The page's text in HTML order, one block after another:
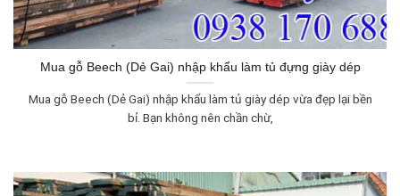
Mua gỗ Beech (Dẻ Gai) nhập khẩu làm tủ đựng giày dép
Mua gỗ Beech (Dẻ Gai) nhập khẩu làm tủ giày dép vừa đẹp lại bền
bỉ. Bạn không nên chần chừ,